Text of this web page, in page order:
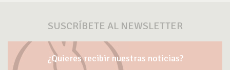
SUSCRÍBETE AL NEWSLETTER
¿Quieres recibir nuestras noticias?